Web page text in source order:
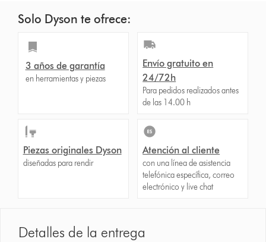
Solo Dyson te ofrece:
3 años de garantía
en herramientas y piezas
Envío gratuito en
24/72h
Para pedidos realizados antes
de las 14.00 h
Piezas originales Dyson
diseñadas para rendir
Atención al cliente
con una línea de asistencia
telefónica específica, correo
electrónico y live chat
Detalles de la entrega